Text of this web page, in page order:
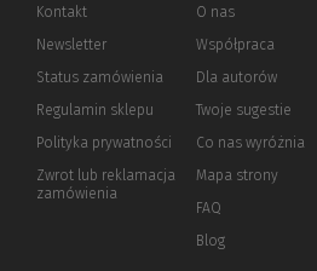
Kontakt
Newsletter
Status zamówienia
Regulamin sklepu
Polityka prywatności (Nowe
(Link
innej
Zwrot lub reklamacja
zamówienia
O nas
Współpraca
Dla autorów(Nowe
(Link
innej
strony)
Twoje sugestie
Co nas wyróżnia
Mapa strony
FAQ
Blog